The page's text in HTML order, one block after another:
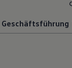
Geschäftsführung